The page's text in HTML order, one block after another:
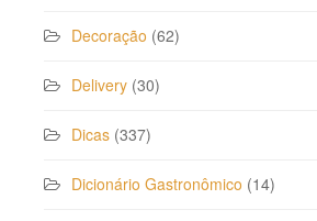
Decoração (62)
Delivery (30)
Dicas (337)
Dicionário Gastronômico (14)